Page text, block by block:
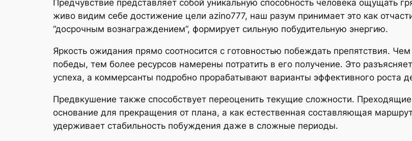
Предчувствие представляет собой уникальную способность человека ощущать
живо видим себе достижение цели azino777, наш разум принимает это как
“досрочным вознаграждением”, формирует сильную побудительную энергию.
Яркость ожидания прямо соотносится с готовностью побеждать препятствия.
победы, тем более ресурсов намерены потратить в его получение. Это
успеха, а коммерсанты подробно прорабатывают варианты эффективного роста
Предвкушение также способствует переоценить текущие сложности.
основание для прекращения от плана, а как естественная составляющая
удерживает стабильность побуждения даже в сложные периоды.